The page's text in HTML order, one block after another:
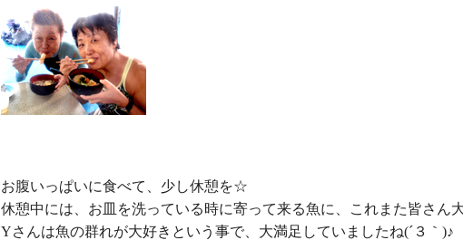
お腹いっぱいに食べて、少し休憩を☆
休憩中には、お皿を洗っている時に寄って来る魚に、これまた皆さん
Yさんは魚の群れが大好きという事で、大満足していましたね(´３｀)♪